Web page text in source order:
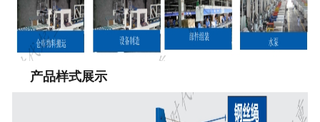
产品样式展示